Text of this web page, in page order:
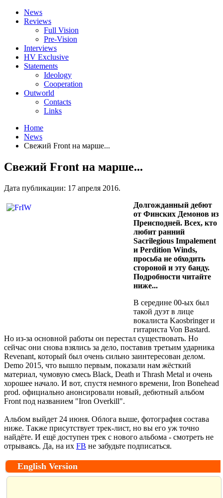
News
Reviews
Full Vision
Pre-Vision
Interviews
HV Exclusive
Statements
Ideology
Cooperation
Outworld
Contacts
Links
Home
News
Свежий Front на марше...
Свежий Front на марше...
Дата публикации: 17 апреля 2016.
Долгожданный дебют
от Финских Демонов из
Преисподней. Всех, кто
любит ранний
Sacrilegious Impalement
и Perdition Winds,
просьба не обходить
стороной и эту банду.
Подробности читайте
ниже...
В середине 00-ых был
такой дуэт в лице
вокалиста Kaosbringer и
гитариста Von Bastard.
Но из-за основной работы он перестал существовать. Но
сейчас они снова взялись за дело, поставив третьим ударника
Revenant, который был очень сильно заинтересован делом.
Demo 2015, что вышло первым, показали нам жёсткий
материал, чумовую смесь Black, Death и Thrash Metal и очень
хорошее начало. И вот, спустя немного времени, Iron Bonehead
prod. официально анонсировали новый, дебютный альбом
Front под названием "Iron Overkill".
Альбом выйдет 24 июня. Облога выше, фотография состава
ниже. Также присутствует трек-лист, но вы его уж точно
найдёте. И ещё доступен трек с нового альбома - смотреть не
отрываясь. Да, на их FB не забудьте подписаться.
English Version